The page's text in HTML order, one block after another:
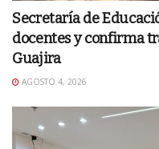
Secretaría de
docentes y confirma
Guajira
AGOSTO 4, 2026